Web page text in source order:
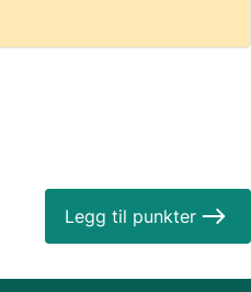
Legg til punkter